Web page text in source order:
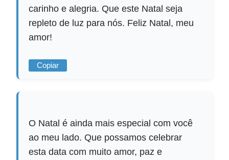
carinho e alegria. Que este Natal seja
repleto de luz para nós. Feliz Natal, meu
amor!
Copiar
O Natal é ainda mais especial com você
ao meu lado. Que possamos celebrar
esta data com muito amor, paz e